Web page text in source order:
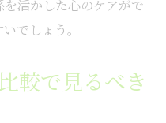
活かした心のケアがで
でしょう。
較で見るべき